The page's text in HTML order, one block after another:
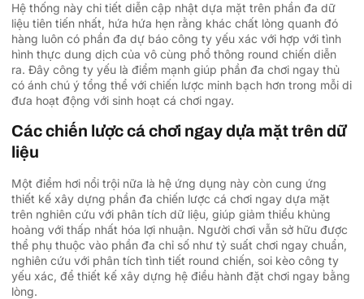
Hệ thống này chi tiết diễn cập nhật dựa mặt trên phần đa dữ
liệu tiên tiến nhất, hứa hứa hẹn rằng khác chất lỏng quanh đó
hàng luôn có phần đa dự báo công ty yếu xác với hợp với tình
hình thực dung dịch của vô cùng phổ thông round chiến diễn
ra. Đây công ty yếu là điểm mạnh giúp phần đa chơi ngay thủ
có ánh chú ý tổng thể với chiến lược minh bạch hơn trong mỗi di
đưa hoạt động với sinh hoạt cá chơi ngay.
Các chiến lược cá chơi ngay dựa mặt trên dữ
liệu
Một điểm hơi nổi trội nữa là hệ ứng dụng này còn cung ứng
thiết kế xây dựng phần đa chiến lược cá chơi ngay dựa mặt
trên nghiên cứu với phân tích dữ liệu, giúp giảm thiểu khủng
hoảng với thấp nhất hóa lợi nhuận. Người chơi vẫn sở hữu được
thể phụ thuộc vào phần đa chỉ số như tỷ suất chơi ngay chuẩn,
nghiên cứu với phân tích tình tiết round chiến, soi kèo công ty
yếu xác, để thiết kế xây dựng hệ điều hành đặt chơi ngay bằng
lòng.